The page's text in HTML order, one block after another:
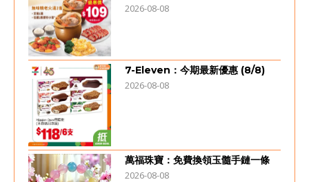
2026-08-08
7-Eleven：今期最新優惠 (8/8)
2026-08-08
萬福珠寶：免費換領玉髓手鏈一條
2026-08-08